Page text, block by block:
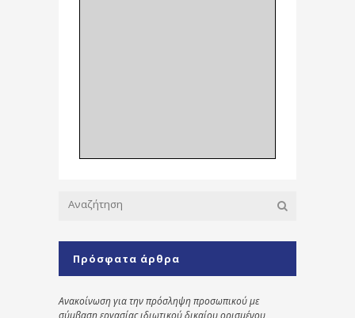
Πρόσφατα άρθρα
Ανακοίνωση για την πρόσληψη προσωπικού με
σύμβαση εργασίας ιδιωτικού δικαίου ορισμένου